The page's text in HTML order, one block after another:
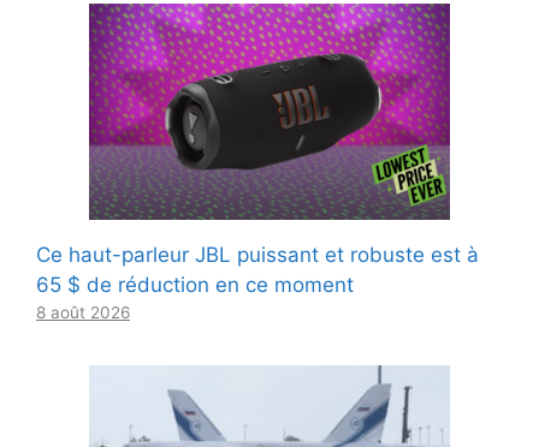
Ce haut-parleur JBL puissant et robuste est à
65 $ de réduction en ce moment
8 août 2026